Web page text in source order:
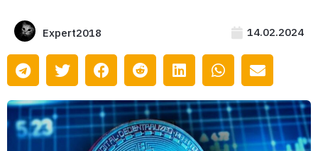
Expert2018 14.02.2024